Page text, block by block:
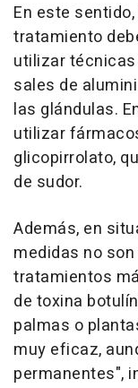
En este
tratamiento
utilizar
sales de
las glándulas.
utilizar
glicopirrolato,
de sudor.
Además, en
medidas no
tratamientos
de toxina
palmas o
muy eficaz,
permanentes",